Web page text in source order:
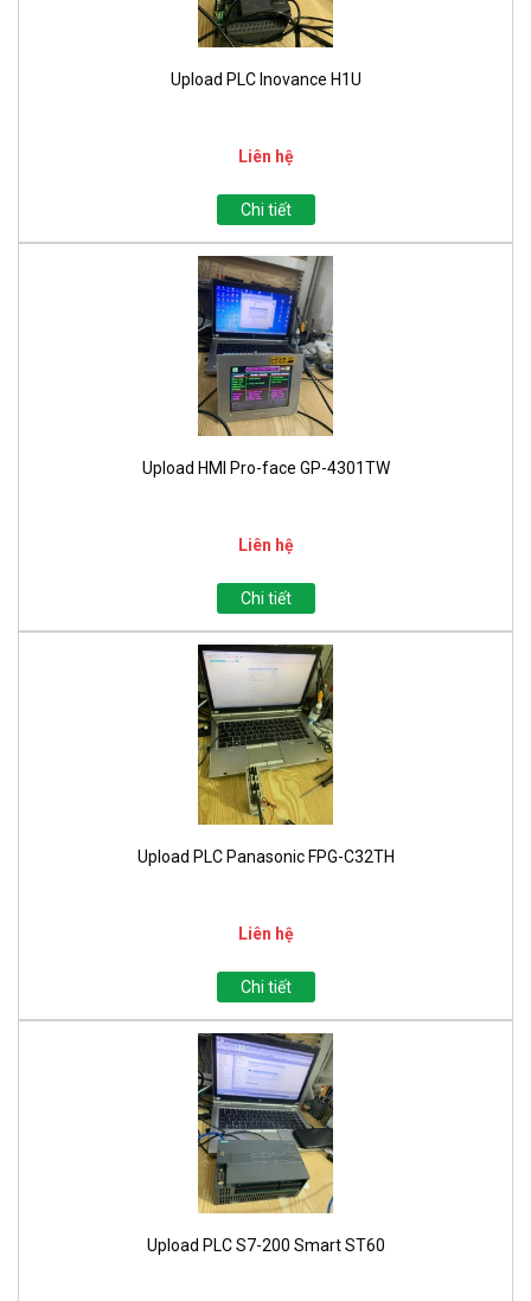
Upload PLC Inovance H1U
Liên hệ
Chi tiết
Upload HMI Pro-face GP-4301TW
Liên hệ
Chi tiết
Upload PLC Panasonic FPG-C32TH
Liên hệ
Chi tiết
Upload PLC S7-200 Smart ST60